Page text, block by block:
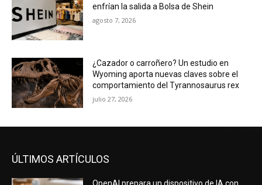
enfrían la salida a Bolsa de Shein
agosto 7, 2026
¿Cazador o carroñero? Un estudio en
Wyoming aporta nuevas claves sobre el
comportamiento del Tyrannosaurus rex
julio 27, 2026
ÚLTIMOS ARTÍCULOS
OpenAI prepara un dispositivo de IA con